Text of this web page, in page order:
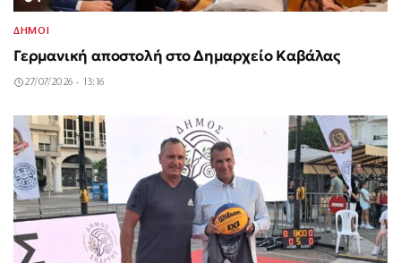
ΔΗΜΟΙ
Γερμανική αποστολή στο Δημαρχείο Καβάλας
27/07/2026 - 13:16